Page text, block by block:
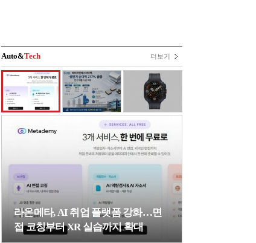
Auto&Tech 더보기
라온메타, AI 취업 플랫폼 강화…면
접 코칭부터 XR 실습까지 확대